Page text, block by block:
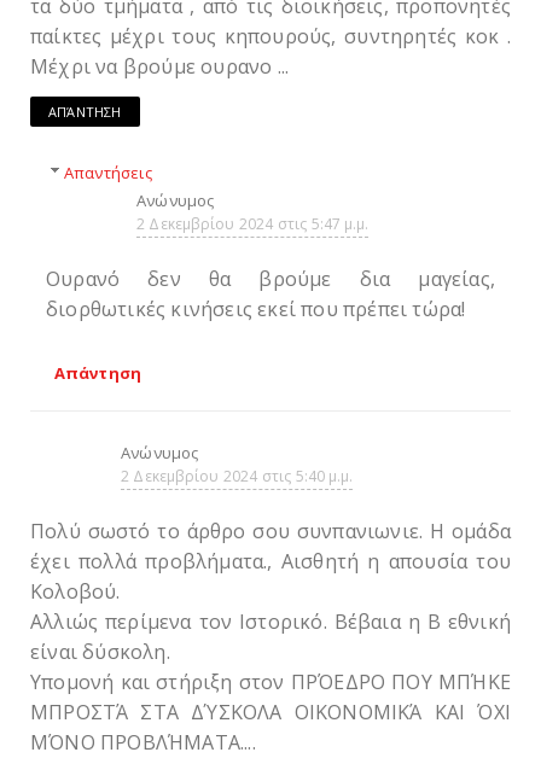
τα δύο τμήματα , από τις διοικήσεις, προπονητές
παίκτες μέχρι τους κηπουρούς, συντηρητές κοκ .
Μέχρι να βρούμε ουρανο ...
ΑΠΆΝΤΗΣΗ
Απαντήσεις
Ανώνυμος
2 Δεκεμβρίου 2024 στις 5:47 μ.μ.
Ουρανό δεν θα βρούμε δια μαγείας,
διορθωτικές κινήσεις εκεί που πρέπει τώρα!
Απάντηση
Ανώνυμος
2 Δεκεμβρίου 2024 στις 5:40 μ.μ.
Πολύ σωστό το άρθρο σου συνπανιωνιε. Η ομάδα
έχει πολλά προβλήματα., Αισθητή η απουσία του
Κολοβού.
Αλλιώς περίμενα τον Ιστορικό. Βέβαια η Β εθνική
είναι δύσκολη.
Υπομονή και στήριξη στον ΠΡΌΕΔΡΟ ΠΟΥ ΜΠΉΚΕ
ΜΠΡΟΣΤΆ ΣΤΑ ΔΎΣΚΟΛΑ ΟΙΚΟΝΟΜΙΚΆ ΚΑΙ ΌΧΙ
ΜΌΝΟ ΠΡΟΒΛΉΜΑΤΑ....